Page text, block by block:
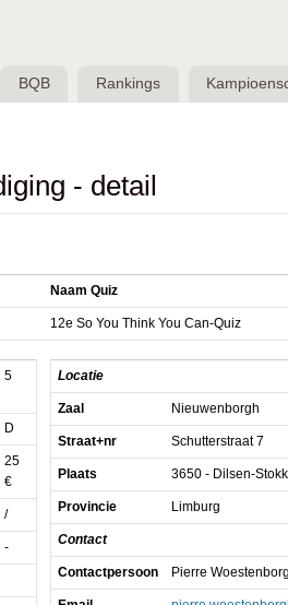
BQB Rankings
- detail
Naam Quiz
12e So You Think You Can-Quiz
5
D
25
€
/
-
Locatie
Zaal Nieuwenborgh
Straat+nr Schutterstraat 7
Plaats 3650 - Dilsen-
Provincie Limburg
Contact
Contactpersoon Pierre